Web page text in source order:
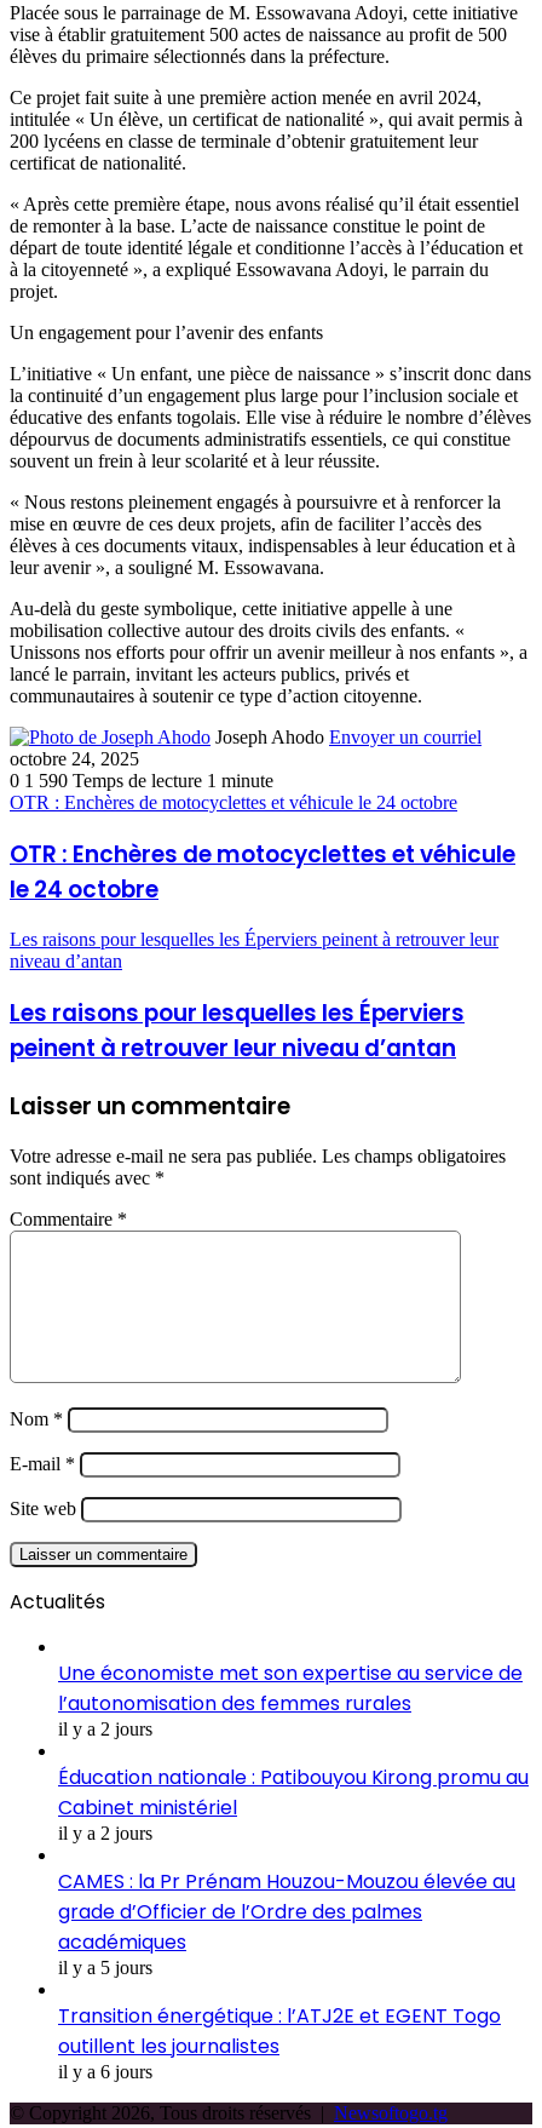
Placée sous le parrainage de M. Essowavana Adoyi, cette initiative
vise à établir gratuitement 500 actes de naissance au profit de 500
élèves du primaire sélectionnés dans la préfecture.
Ce projet fait suite à une première action menée en avril 2024,
intitulée « Un élève, un certificat de nationalité », qui avait permis à
200 lycéens en classe de terminale d’obtenir gratuitement leur
certificat de nationalité.
« Après cette première étape, nous avons réalisé qu’il était essentiel
de remonter à la base. L’acte de naissance constitue le point de
départ de toute identité légale et conditionne l’accès à l’éducation et
à la citoyenneté », a expliqué Essowavana Adoyi, le parrain du
projet.
Un engagement pour l’avenir des enfants
L’initiative « Un enfant, une pièce de naissance » s’inscrit donc dans
la continuité d’un engagement plus large pour l’inclusion sociale et
éducative des enfants togolais. Elle vise à réduire le nombre d’élèves
dépourvus de documents administratifs essentiels, ce qui constitue
souvent un frein à leur scolarité et à leur réussite.
« Nous restons pleinement engagés à poursuivre et à renforcer la
mise en œuvre de ces deux projets, afin de faciliter l’accès des
élèves à ces documents vitaux, indispensables à leur éducation et à
leur avenir », a souligné M. Essowavana.
Au-delà du geste symbolique, cette initiative appelle à une
mobilisation collective autour des droits civils des enfants. «
Unissons nos efforts pour offrir un avenir meilleur à nos enfants », a
lancé le parrain, invitant les acteurs publics, privés et
communautaires à soutenir ce type d’action citoyenne.
Joseph Ahodo Envoyer un courriel
octobre 24, 2025
0 1 590 Temps de lecture 1 minute
OTR : Enchères de motocyclettes et véhicule le 24 octobre
OTR : Enchères de motocyclettes et véhicule
le 24 octobre
Les raisons pour lesquelles les Éperviers peinent à retrouver leur
niveau d’antan
Les raisons pour lesquelles les Éperviers
peinent à retrouver leur niveau d’antan
Laisser un commentaire
Votre adresse e-mail ne sera pas publiée. Les champs obligatoires
sont indiqués avec *
Commentaire *
Nom *
E-mail *
Site web
Actualités
Une économiste met son expertise au service de
l’autonomisation des femmes rurales
il y a 2 jours
Éducation nationale : Patibouyou Kirong promu au
Cabinet ministériel
il y a 2 jours
CAMES : la Pr Prénam Houzou-Mouzou élevée au
grade d’Officier de l’Ordre des palmes
académiques
il y a 5 jours
Transition énergétique : l’ATJ2E et EGENT Togo
outillent les journalistes
il y a 6 jours
© Copyright 2026, Tous droits réservés | Newsoftogo.tg